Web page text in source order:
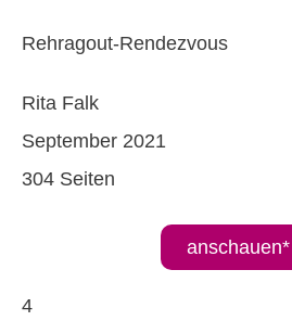
Rehragout-Rendezvous
Rita Falk
September 2021
304 Seiten
anschauen* |
4